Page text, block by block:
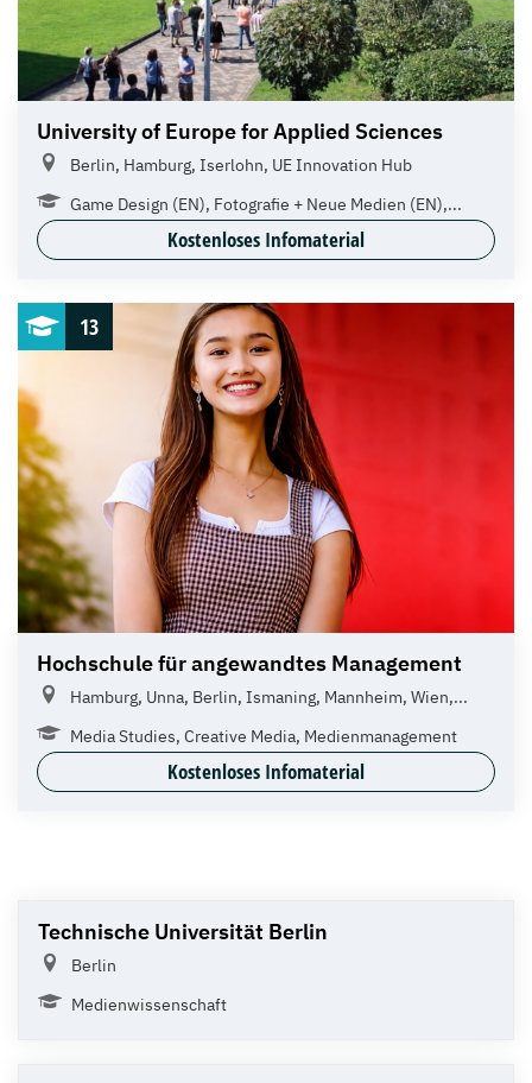
University of Europe for Applied Sciences
Berlin, Hamburg, Iserlohn, UE Innovation Hub
Game Design (EN), Fotografie + Neue Medien (EN),...
Kostenloses Infomaterial
13
Hochschule für angewandtes Management
Hamburg, Unna, Berlin, Ismaning, Mannheim, Wien,...
Media Studies, Creative Media, Medienmanagement
Kostenloses Infomaterial
Technische Universität Berlin
Berlin
Medienwissenschaft